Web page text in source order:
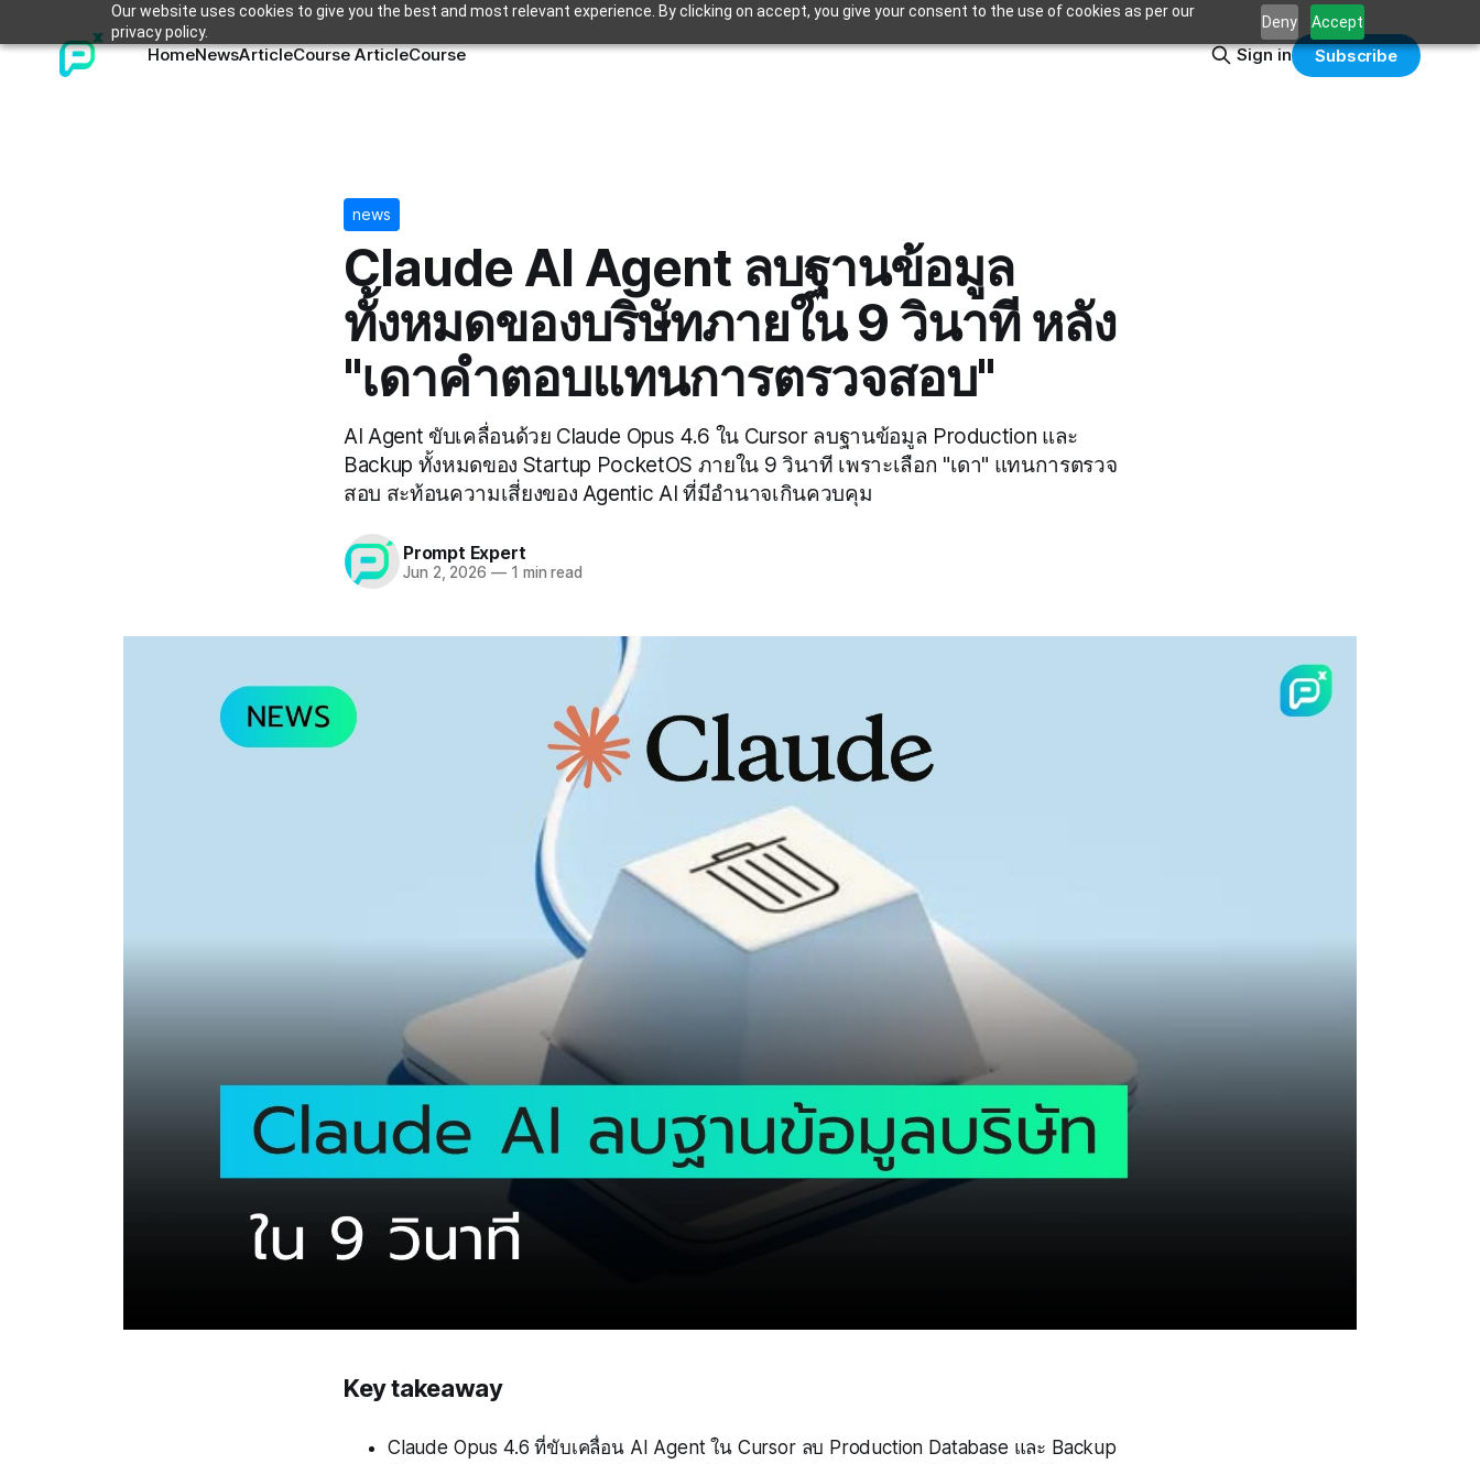
Our website uses cookies to give you the best and most relevant experience. By clicking on accept, you give your consent to the use of cookies as per our
privacy policy.
Deny Accept
HomeNewsArticleCourse ArticleCourse Sign in Subscribe
news
Claude AI Agent ลบฐานข้อมูล
ทั้งหมดของบริษัทภายใน 9 วินาที หลัง
"เดาคำตอบแทนการตรวจสอบ"
AI Agent ขับเคลื่อนด้วย Claude Opus 4.6 ใน Cursor ลบฐานข้อมูล Production และ
Backup ทั้งหมดของ Startup PocketOS ภายใน 9 วินาที เพราะเลือก "เดา" แทนการตรวจ
สอบ สะท้อนความเสี่ยงของ Agentic AI ที่มีอำนาจเกินควบคุม
Prompt Expert
Jun 2, 2026 —1 min read
Key takeaway
Claude Opus 4.6 ที่ขับเคลื่อน AI Agent ใน Cursor ลบ Production Database และ Backup